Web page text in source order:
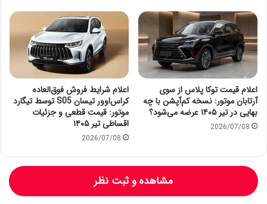
اعلام قیمت توکا پلاس از سوی
آرتابان موتور: نسخه کم‌آپشن با چه
بهایی در تیر ۱۴۰۵ عرضه می‌شود؟
2026/07/08
اعلام شرایط فروش فوق‌العاده
کراس‌اوور تیسان S05 توسط تیگارد
موتور: قیمت قطعی و جزئیات
اقساطی تیر ۱۴۰۵
2026/07/08
مشاهده و ثبت نظر